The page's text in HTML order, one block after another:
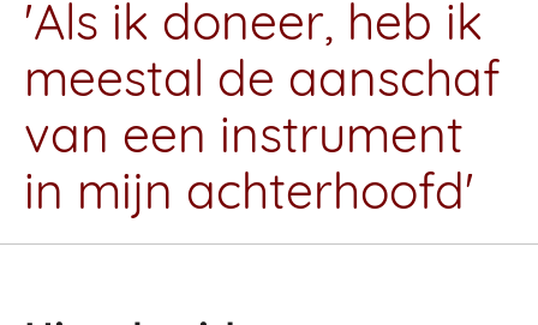
'Als ik doneer, heb ik
meestal de aanschaf
van een instrument
in mijn achterhoofd'